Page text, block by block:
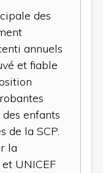
des
annuels
et fiable
enfants
de la SCP.
la
UNICEF